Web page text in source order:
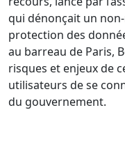
qui dénonçait un
protection des
au barreau de Paris,
risques et enjeux de
utilisateurs de se
du gouvernement.